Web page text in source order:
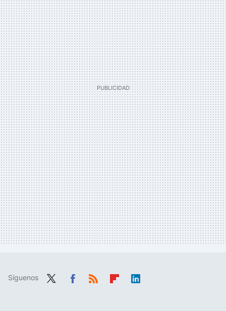
Síguenos